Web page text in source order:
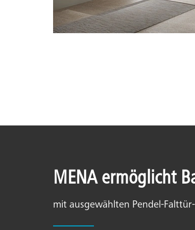
MENA ermöglicht
mit ausgewählten Pendel-